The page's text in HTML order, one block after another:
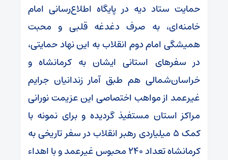
حمایت ستاد دیه در پایگاه اطلاع‌رسانی امام
خامنه‌ای، به صرف دغدغه قلبی و محبت
همیشگی امام دوم انقلاب به این نهاد حمایتی،
در سفرهای استانی ایشان به کرمانشاه و
خراسان‌شمالی هم طبق آمار زندانیان جرایم
غیرعمد از مواهب اختصاصی این عزیمت نورانی
مراکز استان مستفیذ گردیده و برای نمونه با
کمک ۵ میلیاردی رهبر انقلاب در سفر تاریخی به
کرمانشاه تعداد ۲۴۰ محبوس غیرعمد و با اهداء